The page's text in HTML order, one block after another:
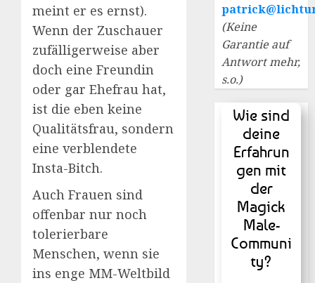
meint er es ernst).
Wenn der Zuschauer
zufälligerweise aber
doch eine Freundin
oder gar Ehefrau hat,
ist die eben keine
Qualitätsfrau, sondern
eine verblendete
Insta-Bitch.
Auch Frauen sind
offenbar nur noch
tolerierbare
Menschen, wenn sie
ins enge MM-Weltbild
(Keine
Garantie auf
Antwort mehr,
s.o.)
Wie sind
deine
Erfahrun
gen mit
der
Magick
Male-
Communi
ty?